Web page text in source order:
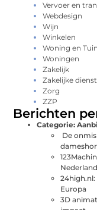
Berichten
Categorie:
De
Nederland
24high.nl:
Europa
3D
Vervoer en
Webdesign
Wijn
Winkelen
Woning en Tuin
Woningen
Zakelijk
Zakelijke
Zorg
ZZP